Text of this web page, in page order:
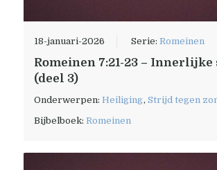
18-januari-2026 Serie:Romeinen
Romeinen 7:21-23 – Innerlijke
(deel 3)
Onderwerpen:Heiliging,Strijd tegen
Bijbelboek:Romeinen